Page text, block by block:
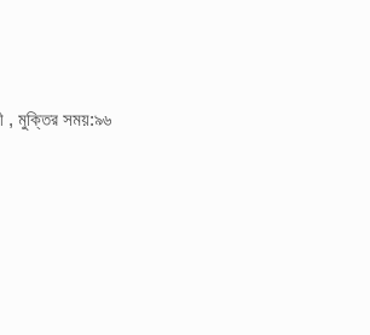
, মুক্তির সময়:৯৬